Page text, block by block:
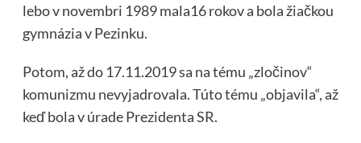
lebo v novembri 1989 mala16 rokov a bola žiačkou
gymnázia v Pezinku.
Potom, až do 17.11.2019 sa na tému „zločinov“
komunizmu nevyjadrovala. Túto tému „objavila“, až
keď bola v úrade Prezidenta SR.